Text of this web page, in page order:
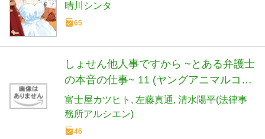
晴川シンタ
65
しょせん他人事ですから ~とある弁護士
の本音の仕事~ 11 (ヤングアニマルコミ
ックス)
富士屋カツヒト 左藤真通 清水陽平(法律事
務所アルシエン)
46